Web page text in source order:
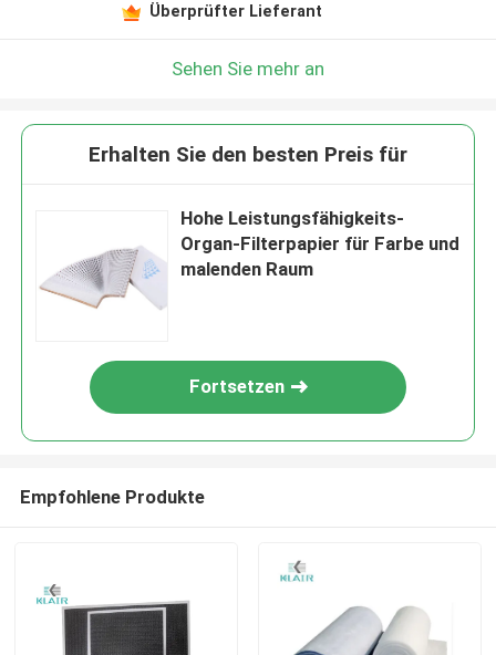
Überprüfter Lieferant
Sehen Sie mehr an
Erhalten Sie den besten Preis für
Hohe Leistungsfähigkeits-
Organ-Filterpapier für Farbe und
malenden Raum
Fortsetzen
Empfohlene Produkte